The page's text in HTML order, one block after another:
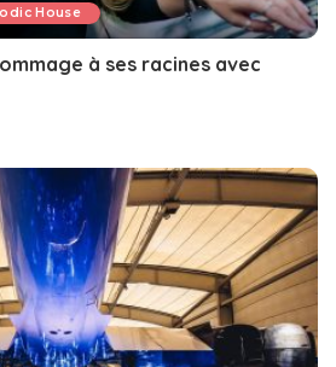
House
à ses racines avec